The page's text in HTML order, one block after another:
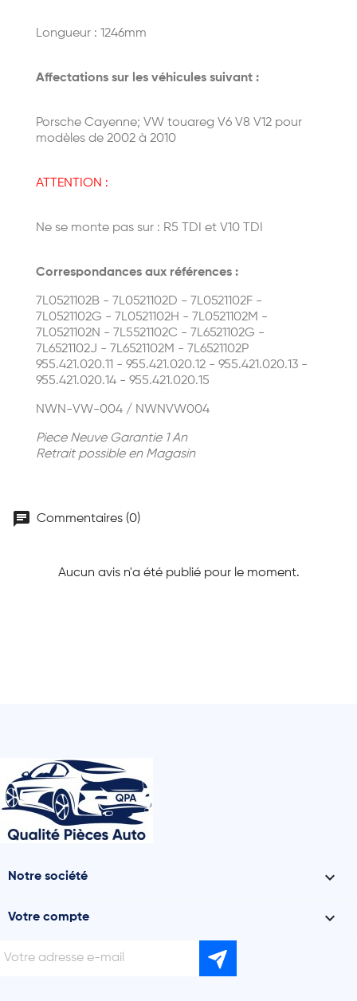
Longueur : 1246mm
Affectations sur les véhicules suivant :
Porsche Cayenne; VW touareg V6 V8 V12 pour
modèles de 2002 à 2010
ATTENTION :
Ne se monte pas sur : R5 TDI et V10 TDI
Correspondances aux références :
7L0521102B - 7L0521102D - 7L0521102F -
7L0521102G - 7L0521102H - 7L0521102M -
7L0521102N - 7L5521102C - 7L6521102G -
7L6521102J - 7L6521102M - 7L6521102P
955.421.020.11 - 955.421.020.12 - 955.421.020.13 -
955.421.020.14 - 955.421.020.15
NWN-VW-004 / NWNVW004
Piece Neuve Garantie 1 An
Retrait possible en Magasin
chat Commentaires (0)
Aucun avis n'a été publié pour le moment.
Notre société 
Votre compte 